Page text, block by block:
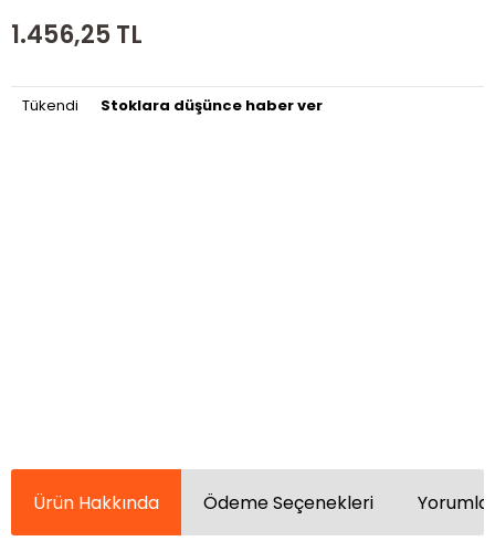
1.456,25 TL
Tükendi Stoklara düşünce haber ver
Ürün Hakkında Ödeme Seçenekleri